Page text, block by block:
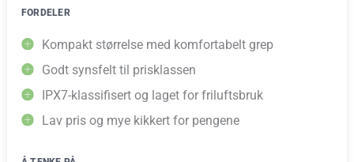
FORDELER
Kompakt størrelse med komfortabelt grep
Godt synsfelt til prisklassen
IPX7-klassifisert og laget for friluftsbruk
Lav pris og mye kikkert for pengene